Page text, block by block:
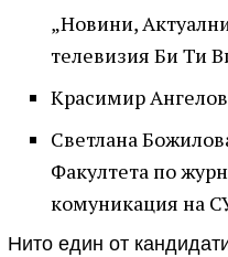
„Новини,
телевизия Би Ти
Красимир
Светлана
Факултета по
комуникация на
Нито един от